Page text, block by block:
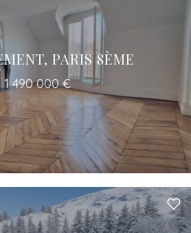
PARIS 8ÈME
1 490 000 €